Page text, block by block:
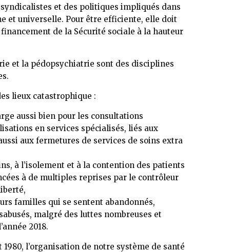
et des politiques impliqués dans
et universelle. Pour être efficiente, elle doit
de la Sécurité sociale à la hauteur
et la pédopsychiatrie sont des disciplines
lieux catastrophique :
aussi bien pour les consultations
en services spécialisés, liés aux
aux fermetures de services de soins extra
à l’isolement et à la contention des patients
à de multiples reprises par le contrôleur
familles qui se sentent abandonnés,
malgré des luttes nombreuses et
2018.
l’organisation de notre système de santé